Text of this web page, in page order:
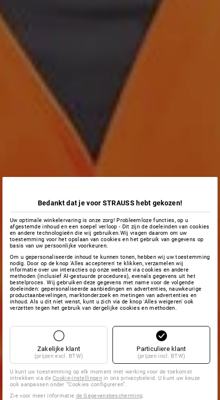
Bedankt dat je voor STRAUSS hebt gekozen!
Uw optimale winkelervaring is onze zorg! Probleemloze functies, op u
afgestemde inhoud en een soepel verloop - Dit zijn de doeleinden van cookies
en andere technologieën die wij gebruiken.Wij vragen daarom om uw
toestemming voor het opslaan van cookies en het gebruik van gegevens op
basis van uw persoonlijke voorkeuren.
Om u gepersonaliseerde inhoud te kunnen tonen, hebben wij uw toestemming
nodig. Door op de knop 'Alles accepteren' te klikken, verzamelen wij
informatie over uw interacties op onze website via cookies en andere
methoden (inclusief AI-gestuurde procedures), evenals gegevens uit het
bestelproces. Wij gebruiken deze gegevens met name voor de volgende
doeleinden: gepersonaliseerde aanbiedingen en advertenties, nauwkeurige
productaanbevelingen, marktonderzoek en metingen van advertenties en
inhoud. Als u dit niet wenst, kunt u zich via de knop 'Alles weigeren' ook
verzetten tegen het gebruik van dergelijke cookies en methoden.
Zakelijke klant
(prijzen excl. BTW)
Particuliere klant
(prijzen incl. BTW)
U kunt uw toestemming op elk moment met werking voor de toekomst
intrekken via deCookie-instellingenin ons privacybeleid. U kunt uw keuze
ook aanpassen onder “Cookies configureren”.
Zie voor meer informatie de Gegevensbescherming